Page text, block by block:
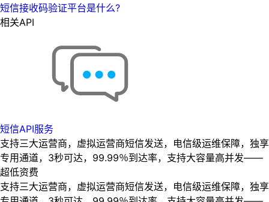
短信接收码验证平台是什么?
相关API
短信API服务
支持三大运营商，虚拟运营商短信发送，电信级运维保障，独享
专用通道，3秒可达，99.99％到达率，支持大容量高并发——
超低资费
支持三大运营商，虚拟运营商短信发送，电信级运维保障，独享